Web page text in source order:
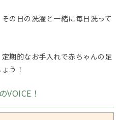
の日の洗濯と一緒に毎日洗って
期的なお手入れで赤ちゃんの足
う！
VOICE！